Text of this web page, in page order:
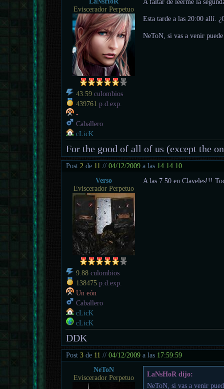
Eviscerador Perpetuo
43.59 culombios
439761 p.d.exp.
-
Caballero
cLicK
Esta tarde a las 20:00 allí.
NeToN, si vas a venir
For the good of all of us (except the
Post 2 de 11 //04/12/2009 a las 14:14:10
Verso
Eviscerador Perpetuo
9.88 culombios
138475 p.d.exp.
Un eón
Caballero
cLicK
cLicK
A las 7:50 en Claveles!!!
DDK
Post3 de 11 //04/12/2009 a las 17:59:59
NeToN
Eviscerador Perpetuo
LaNsHoR dijo:
NeToN, si vas a venir